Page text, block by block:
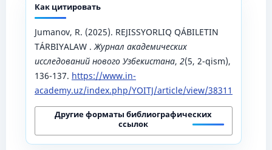
Как цитировать
Jumanov, R. (2025). REJISSYORLIQ QÁBILETIN
TÁRBIYALAW .Журнал академических
исследований нового Узбекистана, 2(5, 2-qism),
136-137. https://www.in-
academy.uz/index.php/YOITJ/article/view/38311
Другие форматы библиографических
ссылок